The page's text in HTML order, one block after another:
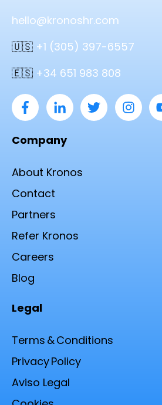
hello@kronoshr.com
🇺🇸 +1 (305) 397-6557
🇪🇸 +34 651 983 808
Company
About Kronos
Contact
Partners
Refer Kronos
Careers
Blog
Legal
Terms & Conditions
Privacy Policy
Aviso Legal